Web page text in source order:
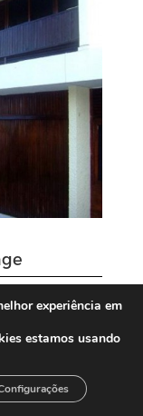
experiência em
estamos usando